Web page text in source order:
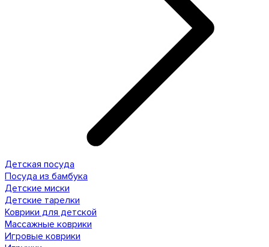
Детская посуда
Посуда из бамбука
Детские миски
Детские тарелки
Коврики для детской
Массажные коврики
Игровые коврики